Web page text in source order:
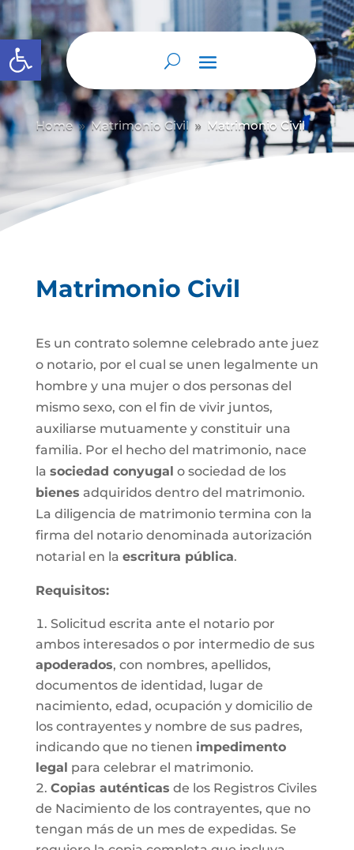
Abrir barra de herramientas
Home 9 Matrimonio Civil 9 Matrimonio Civil
Matrimonio Civil
Es un contrato solemne celebrado ante juez
o notario, por el cual se unen legalmente un
hombre y una mujer o dos personas del
mismo sexo, con el fin de vivir juntos,
auxiliarse mutuamente y constituir una
familia. Por el hecho del matrimonio, nace
la sociedad conyugal o sociedad de los
bienes adquiridos dentro del matrimonio.
La diligencia de matrimonio termina con la
firma del notario denominada autorización
notarial en la escritura pública.
Requisitos:
Solicitud escrita ante el notario por
ambos interesados o por intermedio de sus
apoderados, con nombres, apellidos,
documentos de identidad, lugar de
nacimiento, edad, ocupación y domicilio de
los contrayentes y nombre de sus padres,
indicando que no tienen impedimento
legal para celebrar el matrimonio.
Copias auténticas de los Registros Civiles
de Nacimiento de los contrayentes, que no
tengan más de un mes de expedidas. Se